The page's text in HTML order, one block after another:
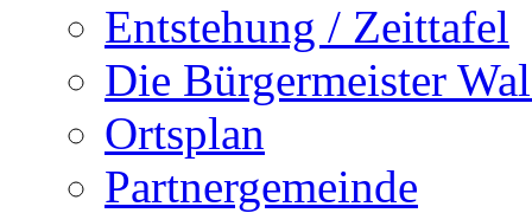
Entstehung / Zeittafel
Die Bürgermeister
Ortsplan
Partnergemeinde